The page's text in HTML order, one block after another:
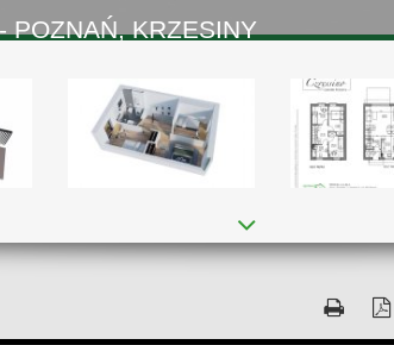
POZNAŃ, KRZESINY